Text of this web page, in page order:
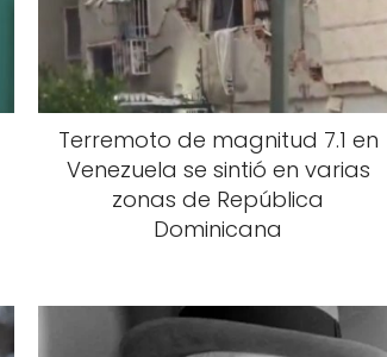
Terremoto de magnitud 7.1 en
Venezuela se sintió en varias
zonas de República
Dominicana